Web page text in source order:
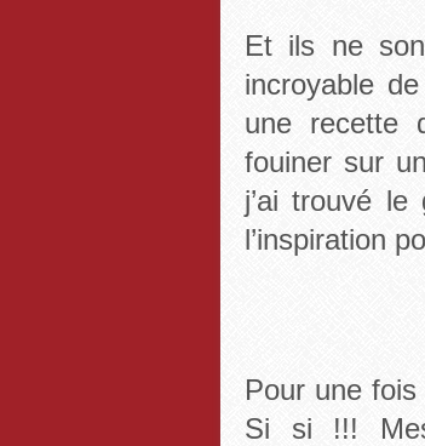
Et ils ne
incroyable
une recette
fouiner sur
j’ai trouvé
l’inspiration
Pour une
Si si !!!